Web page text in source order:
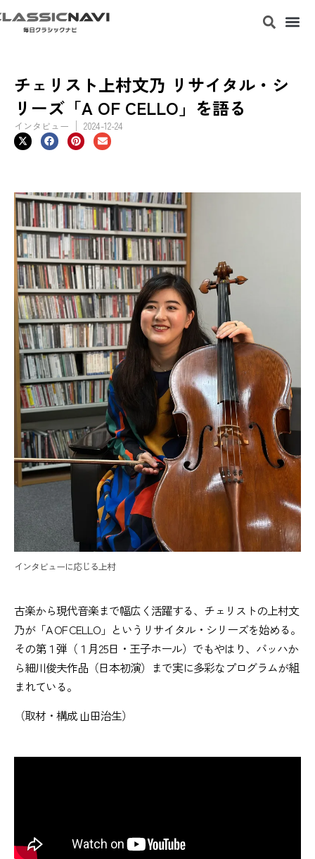
チェリスト上村文乃 リサイタル・シ
リーズ「A OF CELLO」を語る
インタビュー 2024-12-24
インタビューに応じる上村
古楽から現代音楽まで幅広く活躍する、チェリストの上村文
乃が「A OF CELLO」というリサイタル・シリーズを始める。
その第１弾（１月25日・王子ホール）でもやはり、バッハか
ら細川俊夫作品（日本初演）まで実に多彩なプログラムが組
まれている。
（取材・構成 山田治生）